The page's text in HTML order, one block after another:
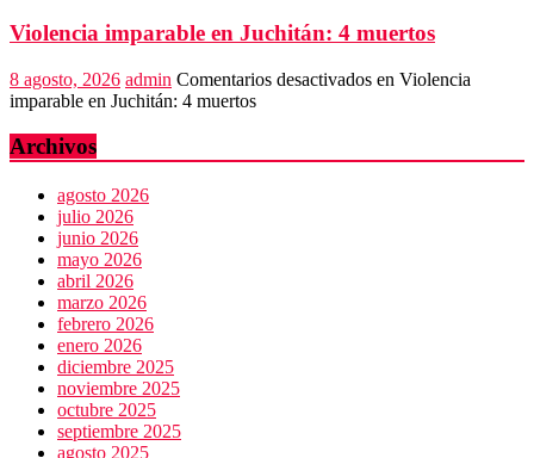
Violencia imparable en Juchitán: 4 muertos
8 agosto, 2026 admin Comentarios desactivados en Violencia
imparable en Juchitán: 4 muertos
Archivos
agosto 2026
julio 2026
junio 2026
mayo 2026
abril 2026
marzo 2026
febrero 2026
enero 2026
diciembre 2025
noviembre 2025
octubre 2025
septiembre 2025
agosto 2025